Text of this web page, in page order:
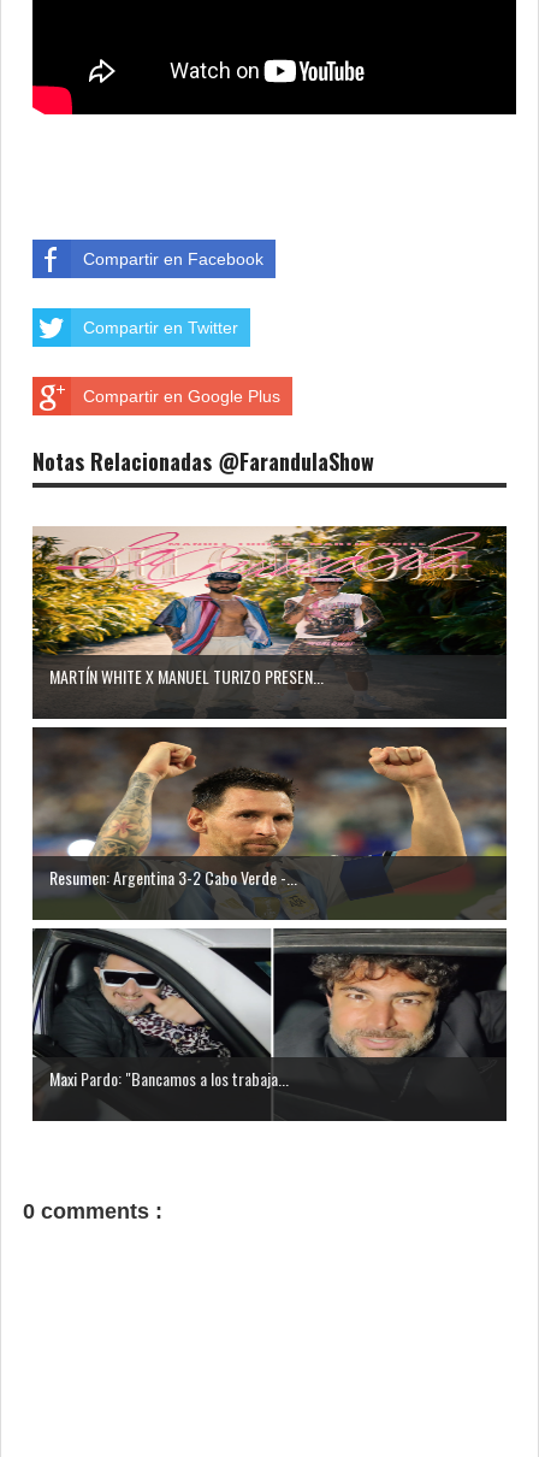
Compartir en Facebook
Compartir en Twitter
Compartir en Google Plus
Notas Relacionadas @FarandulaShow
MARTÍN WHITE X MANUEL TURIZO PRESEN...
Resumen: Argentina 3-2 Cabo Verde -...
Maxi Pardo: "Bancamos a los trabaja...
0 comments :